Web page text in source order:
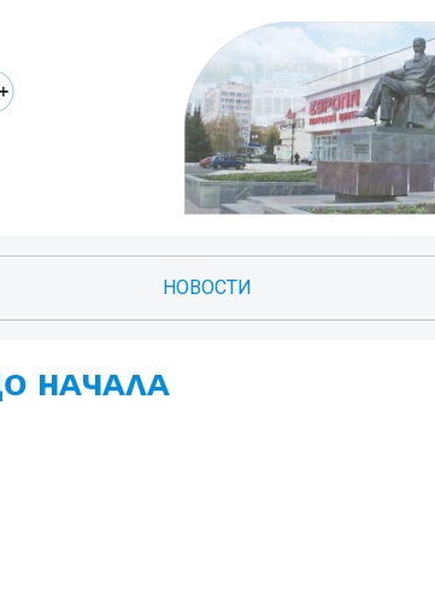
НОВОСТИ
нᴀчᴀᴧᴀ